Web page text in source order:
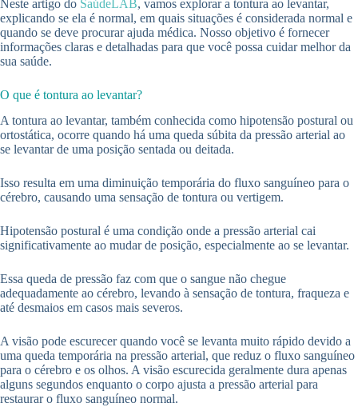
Neste artigo do SaúdeLAB, vamos explorar a tontura ao levantar,
explicando se ela é normal, em quais situações é considerada normal e
quando se deve procurar ajuda médica. Nosso objetivo é fornecer
informações claras e detalhadas para que você possa cuidar melhor da
sua saúde.
O que é tontura ao levantar?
A tontura ao levantar, também conhecida como hipotensão postural ou
ortostática, ocorre quando há uma queda súbita da pressão arterial ao
se levantar de uma posição sentada ou deitada.
Isso resulta em uma diminuição temporária do fluxo sanguíneo para o
cérebro, causando uma sensação de tontura ou vertigem.
Hipotensão postural é uma condição onde a pressão arterial cai
significativamente ao mudar de posição, especialmente ao se levantar.
Essa queda de pressão faz com que o sangue não chegue
adequadamente ao cérebro, levando à sensação de tontura, fraqueza e
até desmaios em casos mais severos.
A visão pode escurecer quando você se levanta muito rápido devido a
uma queda temporária na pressão arterial, que reduz o fluxo sanguíneo
para o cérebro e os olhos. A visão escurecida geralmente dura apenas
alguns segundos enquanto o corpo ajusta a pressão arterial para
restaurar o fluxo sanguíneo normal.